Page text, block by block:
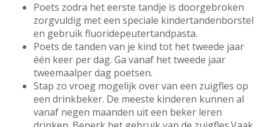
Poets zodra het eerste tandje is doorgebroken
zorgvuldig met een speciale kindertandenborstel
en gebruik fluoridepeutertandpasta.
Poets de tanden van je kind tot het tweede jaar
één keer per dag. Ga vanaf het tweede jaar
tweemaalper dag poetsen.
Stap zo vroeg mogelijk over van een zuigfles op
een drinkbeker. De meeste kinderen kunnen al
vanaf negen maanden uit een beker leren